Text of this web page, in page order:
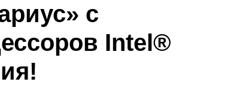
с
Intel®